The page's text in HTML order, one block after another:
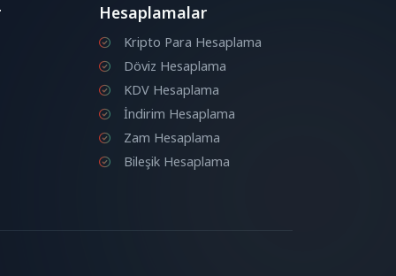
Hesaplamalar
Kripto Para Hesaplama
Döviz Hesaplama
KDV Hesaplama
İndirim Hesaplama
Zam Hesaplama
Bileşik Hesaplama